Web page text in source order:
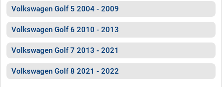
Volkswagen Golf 5 2004 - 2009
Volkswagen Golf 6 2010 - 2013
Volkswagen Golf 7 2013 - 2021
Volkswagen Golf 8 2021 - 2022